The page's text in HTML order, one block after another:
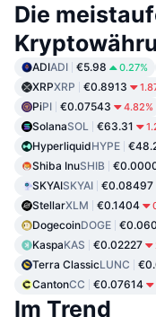
Die
ADIADI €5.98 0.27%
XRPXRP €0.8913
PiPI €0.07543 4.82%
SolanaSOL €63.31
HyperliquidHYPE
Shiba InuSHIB
SKYAISKYAI €0.08497
StellarXLM €0.1404
DogecoinDOGE
KaspaKAS €0.02227
Terra ClassicLUNC
CantonCC €0.07614
Im Trend